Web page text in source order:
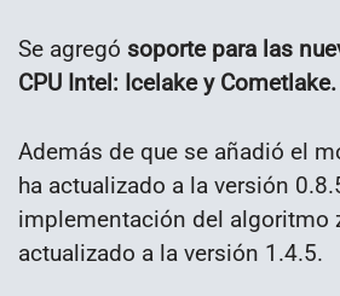
Se agregó soporte para las
CPU Intel: Icelake y Cometlake.
Además de que se añadió el
ha actualizado a la versión
implementación del algoritmo
actualizado a la versión 1.4.5.